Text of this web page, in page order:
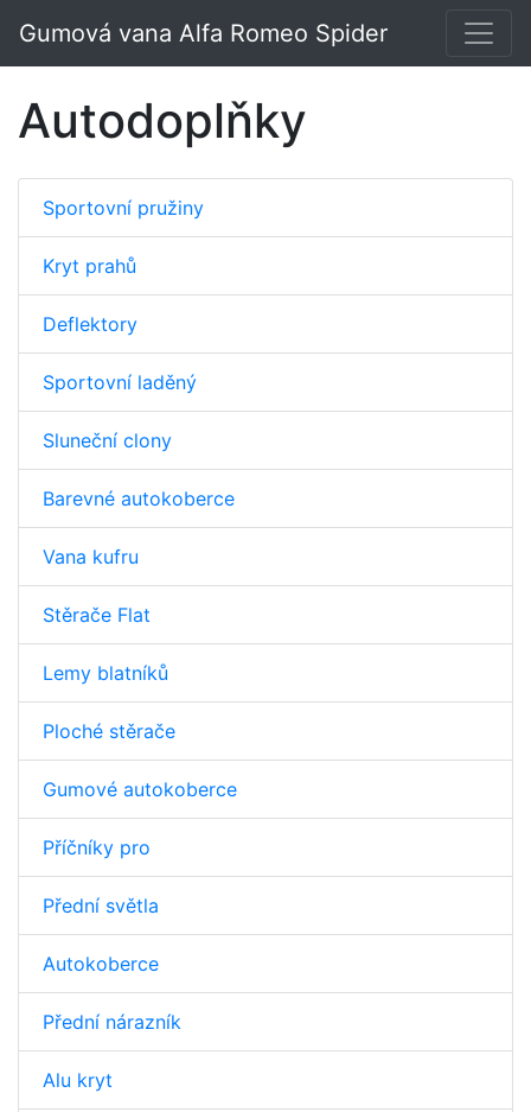
Gumová vana Alfa Romeo Spider
Autodoplňky
Sportovní pružiny
Kryt prahů
Deflektory
Sportovní laděný
Sluneční clony
Barevné autokoberce
Vana kufru
Stěrače Flat
Lemy blatníků
Ploché stěrače
Gumové autokoberce
Příčníky pro
Přední světla
Autokoberce
Přední nárazník
Alu kryt